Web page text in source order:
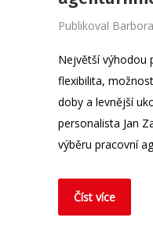
Publikoval
Největší výhodou
flexibilita,
doby a levnější
personalista Jan
výběru pracovní
Číst více